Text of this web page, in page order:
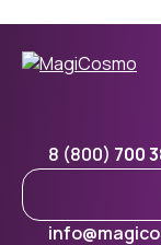
8 (800) 700